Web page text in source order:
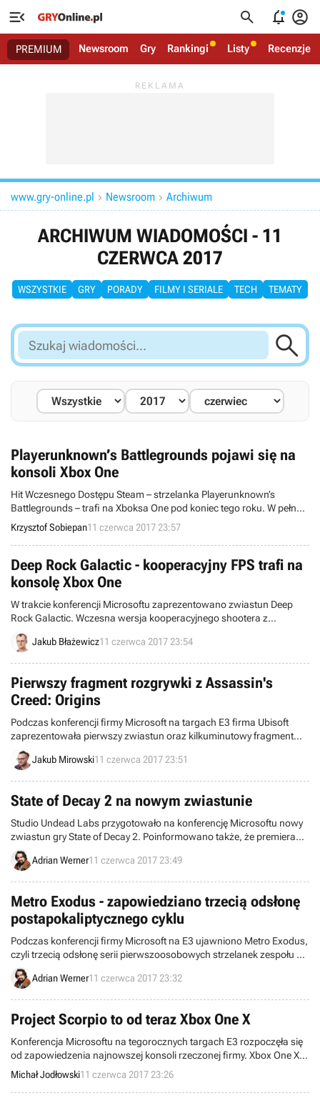
   
PREMIUM Newsroom Gry Rankingi Listy Recenzje
www.gry-online.pl  Newsroom  Archiwum
ARCHIWUM WIADOMOŚCI - 11
CZERWCA 2017
WSZYSTKIE GRY PORADY FILMY I SERIALE TECH TEMATY
Szukaj
wiadomości...

Playerunknown’s Battlegrounds pojawi się na
konsoli Xbox One
Hit Wczesnego Dostępu Steam – strzelanka Playerunknown’s
Battlegrounds – trafi na Xboksa One pod koniec tego roku. W pełnej
wersji można się zaś spodziewać specjalnej łatki, z którą gra
wykorzysta możliwości konsoli Xbox One X.
Krzysztof Sobiepan11 czerwca 2017 23:57
Deep Rock Galactic - kooperacyjny FPS trafi na
konsolę Xbox One
W trakcie konferencji Microsoftu zaprezentowano zwiastun Deep
Rock Galactic. Wczesna wersja kooperacyjnego shootera z
kopaniem w roli głównej trafi w 2018 roku także na konsolę Xbox
One. Jakub Błażewicz11 czerwca 2017 23:54
Pierwszy fragment rozgrywki z Assassin's
Creed: Origins
Podczas konferencji firmy Microsoft na targach E3 firma Ubisoft
zaprezentowała pierwszy zwiastun oraz kilkuminutowy fragment
rozgrywki z gry Assassin's Creed: Origins, która zadebiutuje 27
października tego roku.
Jakub Mirowski11 czerwca 2017 23:51
State of Decay 2 na nowym zwiastunie
Studio Undead Labs przygotowało na konferencję Microsoftu nowy
zwiastun gry State of Decay 2. Poinformowano także, że premiera
nastąpi dopiero wiosną przyszłego roku.
Adrian Werner11 czerwca 2017 23:49
Metro Exodus - zapowiedziano trzecią odsłonę
postapokaliptycznego cyklu
Podczas konferencji firmy Microsoft na E3 ujawniono Metro Exodus,
czyli trzecią odsłonę serii pierwszoosobowych strzelanek zespołu 4A
Games.
Adrian Werner11 czerwca 2017 23:32
Project Scorpio to od teraz Xbox One X
Konferencja Microsoftu na tegorocznych targach E3 rozpoczęła się
od zapowiedzenia najnowszej konsoli rzeczonej firmy. Xbox One X
wejdzie do sprzedaży w listopadzie bieżącego roku.
Michał Jodłowski11 czerwca 2017 23:26